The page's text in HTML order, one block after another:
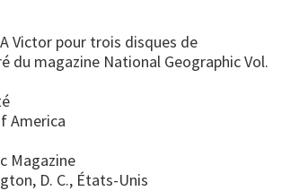
Victor pour trois disques de
du magazine National Geographic Vol.
America
Magazine
D. C., États-Unis